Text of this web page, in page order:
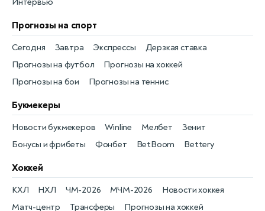
Прогнозы на спорт
Прогнозы на футбол
Сегодня
Прогнозы на хоккей
Завтра
Прогнозы на бои
Экспрессы
Прогнозы на теннис
Дерзкая ставка
Букмекеры
Бонусы и фрибеты
Новости букмекеров
Фонбет
Winline
BetBoom
Мелбет
Bettery
Зенит
Хоккей
Новости хоккея
КХЛ
Матч-центр
НХЛ
Трансферы
ЧМ-2026
Прогнозы на хоккей
МЧМ-2026